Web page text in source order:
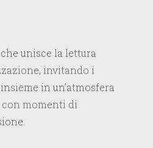
unisce la lettura
invitando i
in un’atmosfera
momenti di